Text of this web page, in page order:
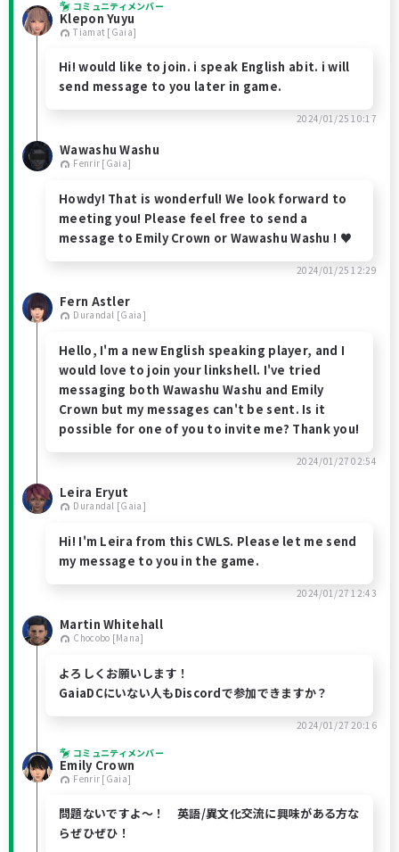
コミュニティメンバー
Klepon Yuyu
Tiamat [Gaia]
Hi! would like to join. i speak English abit. i will
send message to you later in game.
2024/01/25 10:17
Wawashu Washu
Fenrir [Gaia]
Howdy! That is wonderful! We look forward to
meeting you! Please feel free to send a
message to Emily Crown or Wawashu Washu ! ♥
2024/01/25 12:29
Fern Astler
Durandal [Gaia]
Hello, I'm a new English speaking player, and I
would love to join your linkshell. I've tried
messaging both Wawashu Washu and Emily
Crown but my messages can't be sent. Is it
possible for one of you to invite me? Thank you!
2024/01/27 02:54
Leira Eryut
Durandal [Gaia]
Hi! I'm Leira from this CWLS. Please let me send
my message to you in the game.
2024/01/27 12:43
Martin Whitehall
Chocobo [Mana]
よろしくお願いします！
GaiaDCにいない人もDiscordで参加できますか？
2024/01/27 20:16
コミュニティメンバー
Emily Crown
Fenrir [Gaia]
問題ないですよ～！ 英語/異文化交流に興味がある方な
らぜひぜひ！